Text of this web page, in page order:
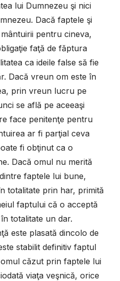
lui Dumnezeu şi nici
Dacă faptele şi
pentru cineva,
faţă de făptura
ca ideile false să fie
Dacă vreun om este în
prin vreun lucru pe
se află pe aceeaşi
face penitenţe pentru
ar fi parţial ceva
fi obţinut ca o
Dacă omul nu merită
faptele lui bune,
totalitate prin har, primită
faptului că o acceptă
totalitate un dar.
este plasată dincolo de
stabilit definitiv faptul
căzut prin faptele lui
viaţa veşnică, orice